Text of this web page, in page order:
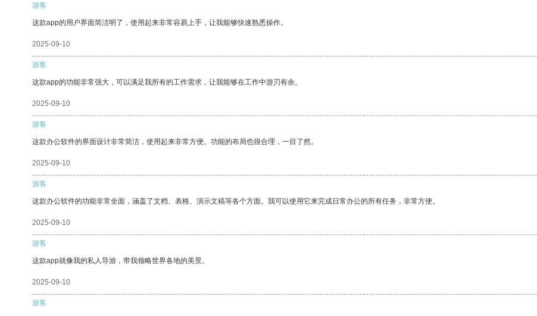
游客
这款app的用户界面简洁明了，使用起来非常容易上手，让我能够快速熟悉操作。
2025-09-10
游客
这款app的功能非常强大，可以满足我所有的工作需求，让我能够在工作中游刃有余。
2025-09-10
游客
这款办公软件的界面设计非常简洁，使用起来非常方便。功能的布局也很合理，一目了然。
2025-09-10
游客
这款办公软件的功能非常全面，涵盖了文档、表格、演示文稿等各个方面。我可以使用它来完成日常办公的所有任务，非常方便。
2025-09-10
游客
这款app就像我的私人导游，带我领略世界各地的美景。
2025-09-10
游客